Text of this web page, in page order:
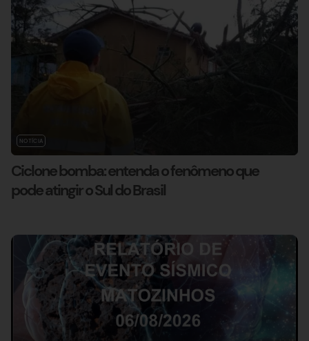
NOTÍCIA
Ciclone bomba: entenda o fenômeno que
pode atingir o Sul do Brasil